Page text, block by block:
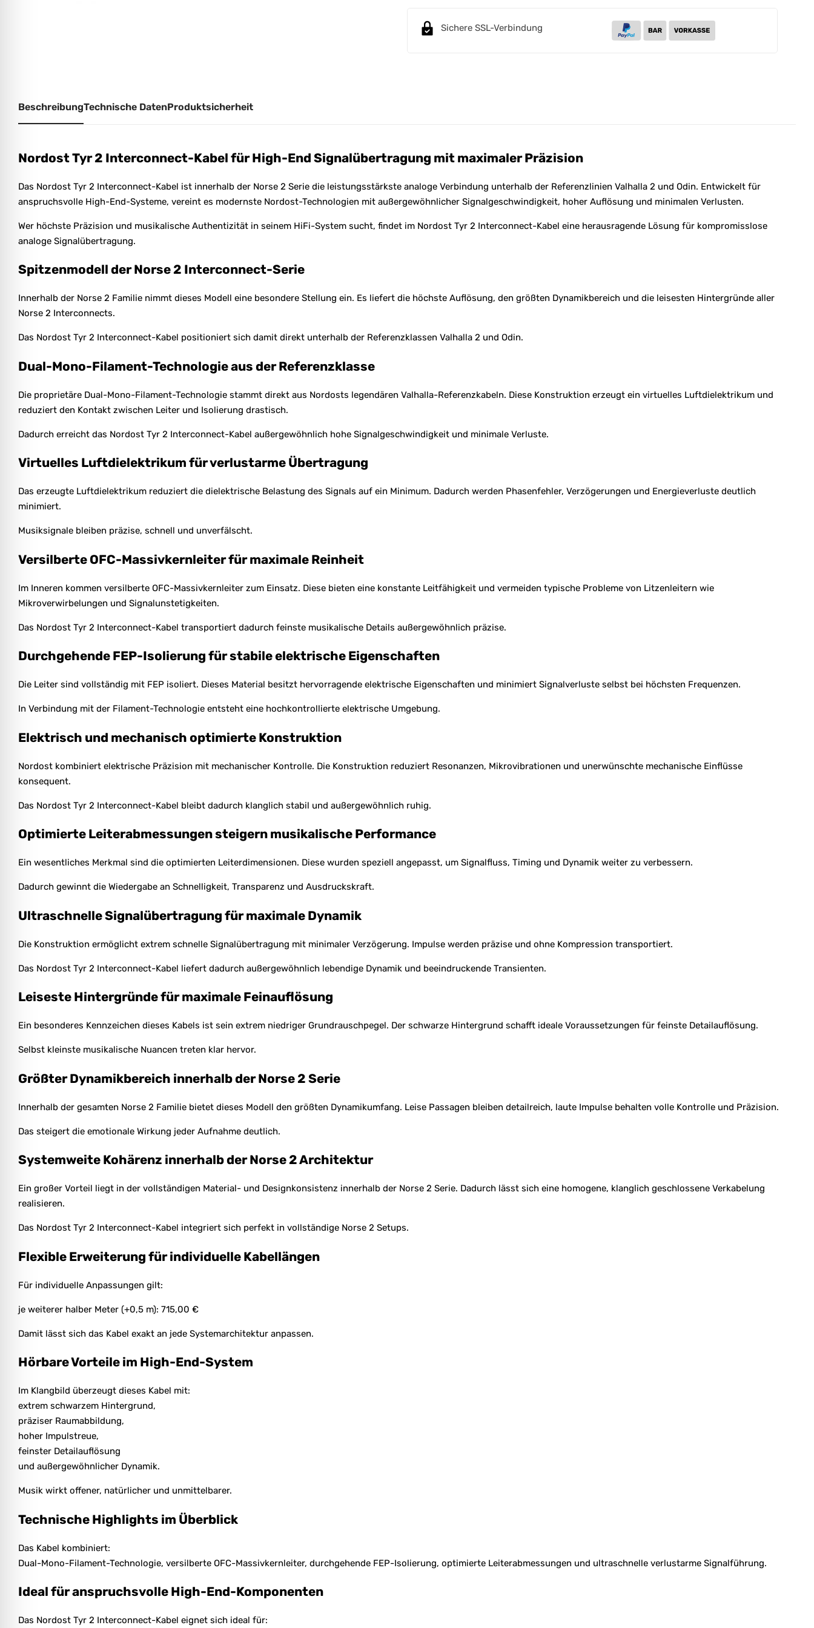
Sichere SSL-Verbindung
BeschreibungTechnische DatenProduktsicherheit
Nordost Tyr 2 Interconnect-Kabel für High-End Signalübertragung mit maximaler Präzision
Das Nordost Tyr 2 Interconnect-Kabel ist innerhalb der Norse 2 Serie die leistungsstärkste analoge Verbindung unterhalb der Referenzlinien Valhalla 2 und Odin. Entwickelt für
anspruchsvolle High-End-Systeme, vereint es modernste Nordost-Technologien mit außergewöhnlicher Signalgeschwindigkeit, hoher Auflösung und minimalen Verlusten.
Wer höchste Präzision und musikalische Authentizität in seinem HiFi-System sucht, findet im Nordost Tyr 2 Interconnect-Kabel eine herausragende Lösung für kompromisslose
analoge Signalübertragung.
Spitzenmodell der Norse 2 Interconnect-Serie
Innerhalb der Norse 2 Familie nimmt dieses Modell eine besondere Stellung ein. Es liefert die höchste Auflösung, den größten Dynamikbereich und die leisesten Hintergründe aller
Norse 2 Interconnects.
Das Nordost Tyr 2 Interconnect-Kabel positioniert sich damit direkt unterhalb der Referenzklassen Valhalla 2 und Odin.
Dual-Mono-Filament-Technologie aus der Referenzklasse
Die proprietäre Dual-Mono-Filament-Technologie stammt direkt aus Nordosts legendären Valhalla-Referenzkabeln. Diese Konstruktion erzeugt ein virtuelles Luftdielektrikum und
reduziert den Kontakt zwischen Leiter und Isolierung drastisch.
Dadurch erreicht das Nordost Tyr 2 Interconnect-Kabel außergewöhnlich hohe Signalgeschwindigkeit und minimale Verluste.
Virtuelles Luftdielektrikum für verlustarme Übertragung
Das erzeugte Luftdielektrikum reduziert die dielektrische Belastung des Signals auf ein Minimum. Dadurch werden Phasenfehler, Verzögerungen und Energieverluste deutlich
minimiert.
Musiksignale bleiben präzise, schnell und unverfälscht.
Versilberte OFC-Massivkernleiter für maximale Reinheit
Im Inneren kommen versilberte OFC-Massivkernleiter zum Einsatz. Diese bieten eine konstante Leitfähigkeit und vermeiden typische Probleme von Litzenleitern wie
Mikroverwirbelungen und Signalunstetigkeiten.
Das Nordost Tyr 2 Interconnect-Kabel transportiert dadurch feinste musikalische Details außergewöhnlich präzise.
Durchgehende FEP-Isolierung für stabile elektrische Eigenschaften
Die Leiter sind vollständig mit FEP isoliert. Dieses Material besitzt hervorragende elektrische Eigenschaften und minimiert Signalverluste selbst bei höchsten Frequenzen.
In Verbindung mit der Filament-Technologie entsteht eine hochkontrollierte elektrische Umgebung.
Elektrisch und mechanisch optimierte Konstruktion
Nordost kombiniert elektrische Präzision mit mechanischer Kontrolle. Die Konstruktion reduziert Resonanzen, Mikrovibrationen und unerwünschte mechanische Einflüsse
konsequent.
Das Nordost Tyr 2 Interconnect-Kabel bleibt dadurch klanglich stabil und außergewöhnlich ruhig.
Optimierte Leiterabmessungen steigern musikalische Performance
Ein wesentliches Merkmal sind die optimierten Leiterdimensionen. Diese wurden speziell angepasst, um Signalfluss, Timing und Dynamik weiter zu verbessern.
Dadurch gewinnt die Wiedergabe an Schnelligkeit, Transparenz und Ausdruckskraft.
Ultraschnelle Signalübertragung für maximale Dynamik
Die Konstruktion ermöglicht extrem schnelle Signalübertragung mit minimaler Verzögerung. Impulse werden präzise und ohne Kompression transportiert.
Das Nordost Tyr 2 Interconnect-Kabel liefert dadurch außergewöhnlich lebendige Dynamik und beeindruckende Transienten.
Leiseste Hintergründe für maximale Feinauflösung
Ein besonderes Kennzeichen dieses Kabels ist sein extrem niedriger Grundrauschpegel. Der schwarze Hintergrund schafft ideale Voraussetzungen für feinste Detailauflösung.
Selbst kleinste musikalische Nuancen treten klar hervor.
Größter Dynamikbereich innerhalb der Norse 2 Serie
Innerhalb der gesamten Norse 2 Familie bietet dieses Modell den größten Dynamikumfang. Leise Passagen bleiben detailreich, laute Impulse behalten volle Kontrolle und Präzision.
Das steigert die emotionale Wirkung jeder Aufnahme deutlich.
Systemweite Kohärenz innerhalb der Norse 2 Architektur
Ein großer Vorteil liegt in der vollständigen Material- und Designkonsistenz innerhalb der Norse 2 Serie. Dadurch lässt sich eine homogene, klanglich geschlossene Verkabelung
realisieren.
Das Nordost Tyr 2 Interconnect-Kabel integriert sich perfekt in vollständige Norse 2 Setups.
Flexible Erweiterung für individuelle Kabellängen
Für individuelle Anpassungen gilt:
je weiterer halber Meter (+0,5 m): 715,00 €
Damit lässt sich das Kabel exakt an jede Systemarchitektur anpassen.
Hörbare Vorteile im High-End-System
Im Klangbild überzeugt dieses Kabel mit:
extrem schwarzem Hintergrund,
präziser Raumabbildung,
hoher Impulstreue,
feinster Detailauflösung
und außergewöhnlicher Dynamik.
Musik wirkt offener, natürlicher und unmittelbarer.
Technische Highlights im Überblick
Das Kabel kombiniert:
Dual-Mono-Filament-Technologie, versilberte OFC-Massivkernleiter, durchgehende FEP-Isolierung, optimierte Leiterabmessungen und ultraschnelle verlustarme Signalführung.
Ideal für anspruchsvolle High-End-Komponenten
Das Nordost Tyr 2 Interconnect-Kabel eignet sich ideal für: